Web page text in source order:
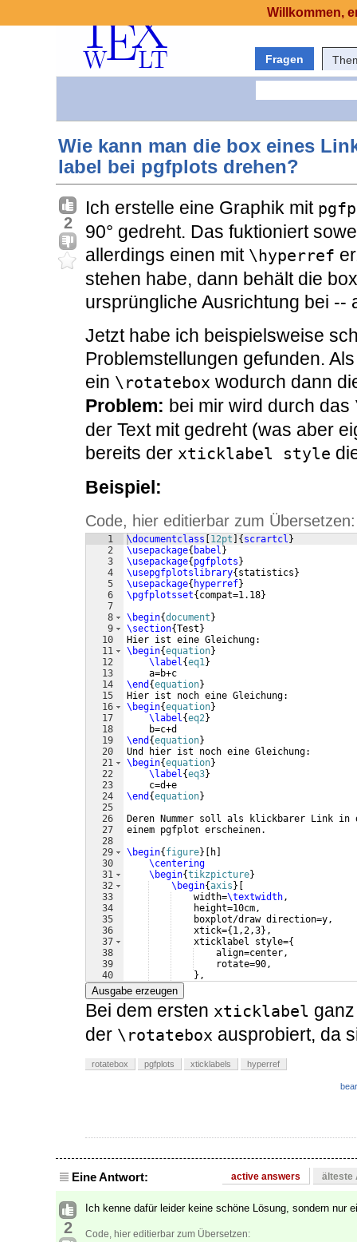
Fragen
Wie kann man die box eines
label bei pgfplots drehen?
2
Ich erstelle eine Graphik mit
90° gedreht. Das fuktioniert
allerdings einen mit \hyperref
stehen habe, dann behält die
ursprüngliche Ausrichtung bei --
Jetzt habe ich beispielsweise
Problemstellungen gefunden.
ein \rotatebox wodurch dann
Problem: bei mir wird durch das
der Text mit gedreht (was aber
bereits der xticklabel style
Beispiel:
Code, hier editierbar zum Übersetzen:
1
2
3
4
5
6
7
8
9
10
11
12
13
14
15
16
17
18
19
20
21
22
23
24
25
26
27
28
29
30
31
32
33
34
35
36
37
38
39
40
41
\documentclass 12pt { scrartcl }
\usepackage{ babel }
\usepackage{ pgfplots }
\usepgfplotslibrary{ statistics }
\usepackage{ hyperref}
\pgfplotsset{ compat=1.18}
\begin{document }
\section{Test }
Hier ist eine Gleichung:
\begin{equation}
\label{eq1}
    a=b+c
\end {equation}
Hier ist noch eine Gleichung:
\begin{equation}
\label{eq2}
    b=c+d
\end {equation}
Und hier ist noch eine Gleichung:
\begin{equation}
\label{eq3}
    c=d+e
\end {equation}
Deren Nummer soll als klickbarer Link
einem pgfplot erscheinen.
\begin{ figure} h
\centering
\begin{tikzpicture}
\begin{axis }
    width=
\textwidth,
    height=10cm,
    boxplot/draw direction=y,
    xtick=
{ 1,2,3} ,
    xticklabel style=
{
    align=center,
    rotate=90,
} ,
    xticklabels=
Ausgabe erzeugen
Bei dem ersten xticklabel
der \rotatebox ausprobiert, da
rotatebox pgfplots xticklabels hyperref
Eine Antwort: active answers älteste
2
Ich kenne dafür leider keine schöne Lösung, sondern nur
Code, hier editierbar zum Übersetzen:
Willkommen,